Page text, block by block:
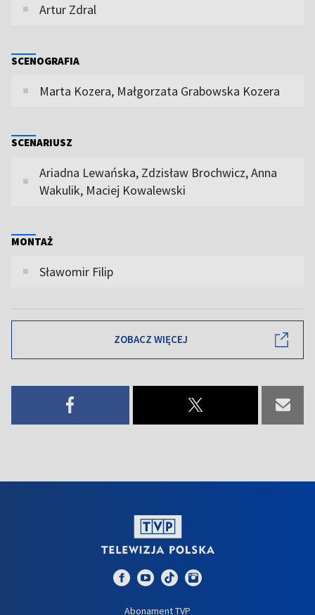
Artur Zdral
SCENOGRAFIA
Marta Kozera, Małgorzata Grabowska Kozera
SCENARIUSZ
Ariadna Lewańska, Zdzisław Brochwicz, Anna
Wakulik, Maciej Kowalewski
MONTAŻ
Sławomir Filip
ZOBACZ WIĘCEJ
Abonament TVP